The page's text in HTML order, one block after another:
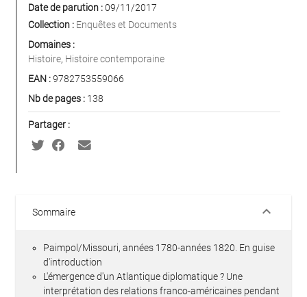
Date de parution :09/11/2017
Collection : Enquêtes et Documents
Domaines :
Histoire, Histoire contemporaine
EAN :9782753559066
Nb de pages : 138
Partager :
Sommaire keyboard_arrow_down
Paimpol/Missouri, années 1780-années 1820. En guise
d'introduction
L'émergence d'un Atlantique diplomatique ? Une
interprétation des relations franco-américaines pendant